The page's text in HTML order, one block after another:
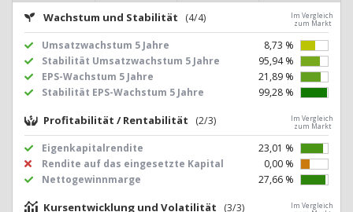
Wachstum und Stabilität (4/4)
Im Vergleich
zum Markt
Umsatzwachstum 5 Jahre
8,73 %
Stabilität Umsatzwachstum 5 Jahre
95,94 %
EPS-Wachstum 5 Jahre
21,89 %
Stabilität EPS-Wachstum 5 Jahre
99,28 %
Profitabilität / Rentabilität (2/3)
Im Vergleich
zum Markt
Eigenkapitalrendite
23,01 %
Rendite auf das eingesetzte Kapital
0,00 %
Nettogewinnmarge
27,66 %
Kursentwicklung und Volatilität (3/3)
Im Vergleich